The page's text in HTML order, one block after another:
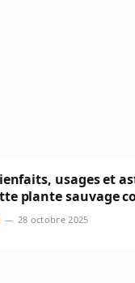
usages et
plante sauvage
28 octobre 2025